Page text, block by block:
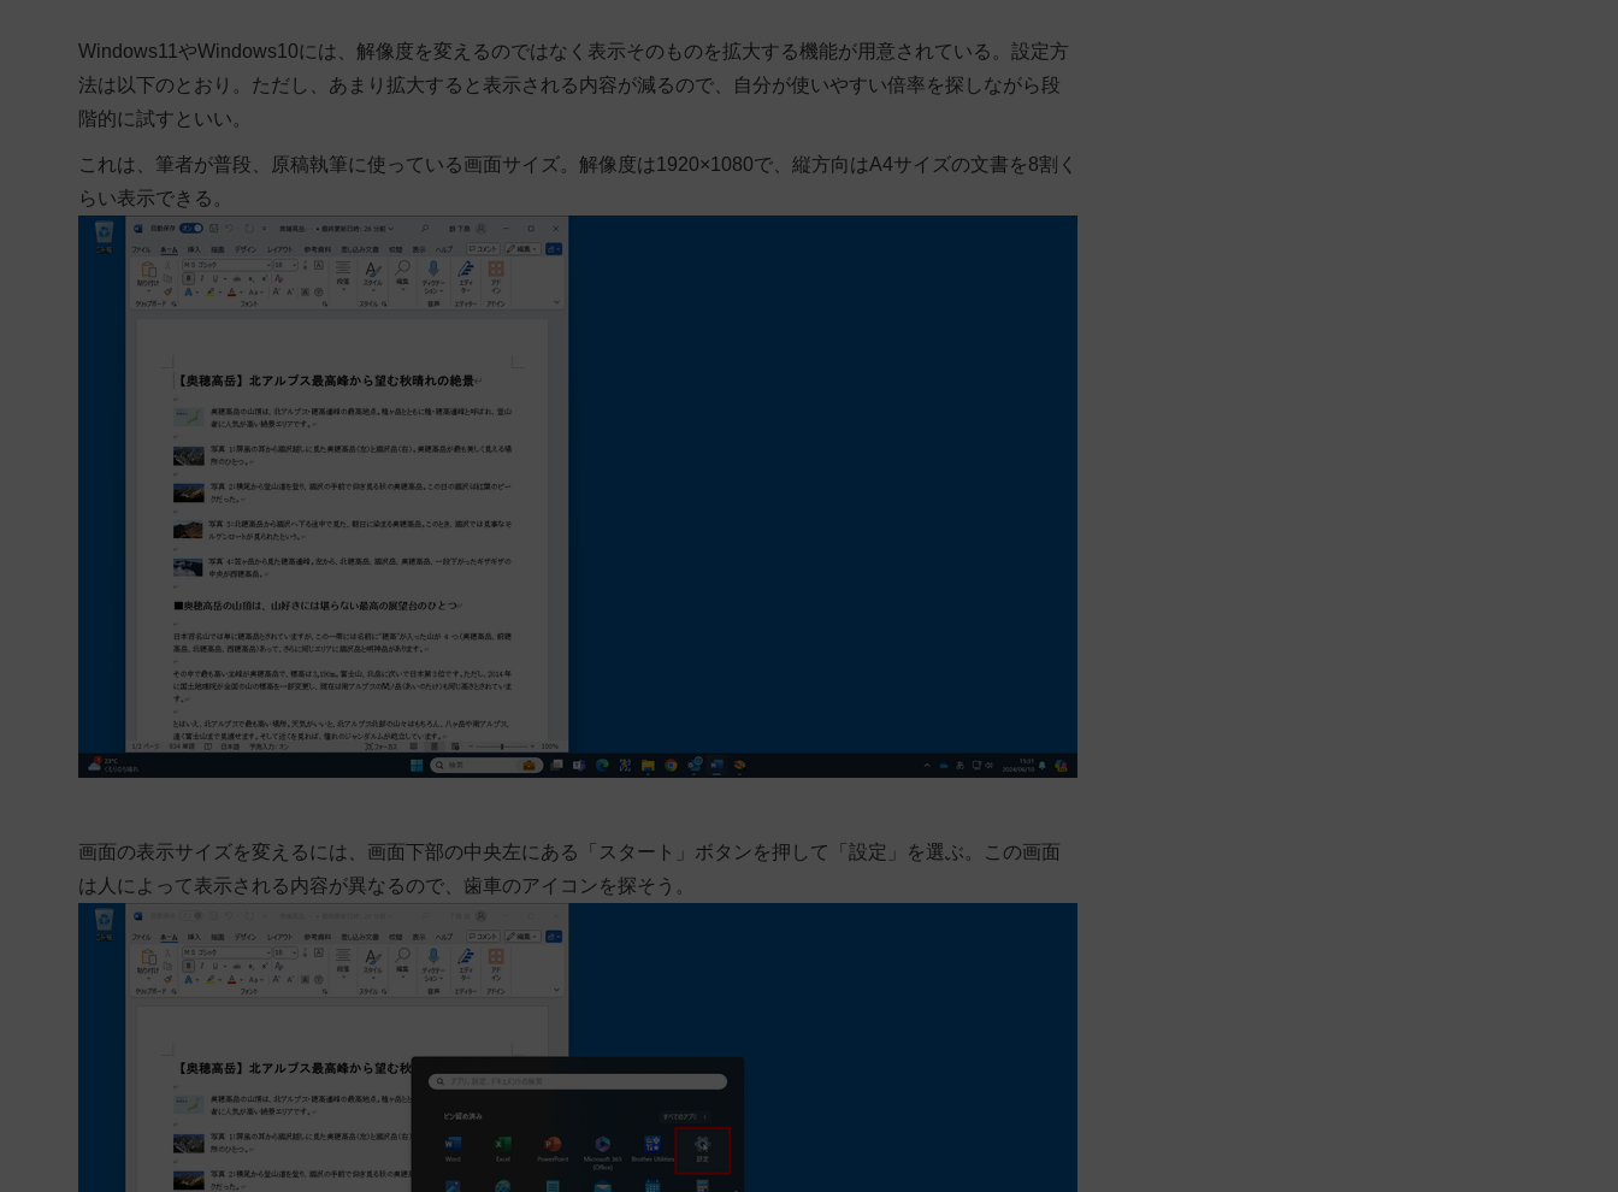
Windows11やWindows10には、解像度を変えるのではなく表示そのものを拡大する機能が用意されている。設定方
法は以下のとおり。ただし、あまり拡大すると表示される内容が減るので、自分が使いやすい倍率を探しながら段
階的に試すといい。
これは、筆者が普段、原稿執筆に使っている画面サイズ。解像度は1920×1080で、縦方向はA4サイズの文書を8割く
らい表示できる。
画面の表示サイズを変えるには、画面下部の中央左にある「スタート」ボタンを押して「設定」を選ぶ。この画面
は人によって表示される内容が異なるので、歯車のアイコンを探そう。